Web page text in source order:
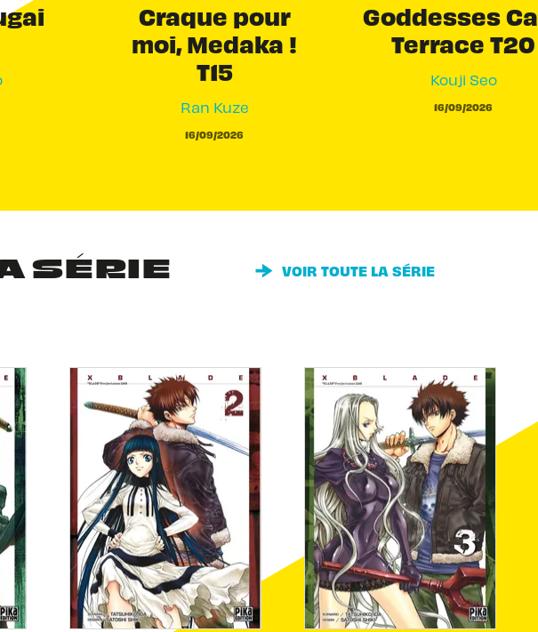
Craque pour
moi, Medaka !
T15
Ran Kuze
16/09/2026
Goddesses
Terrace T20
Kouji Seo
16/09/2026
SÉRIE VOIR TOUTE LA SÉRIE